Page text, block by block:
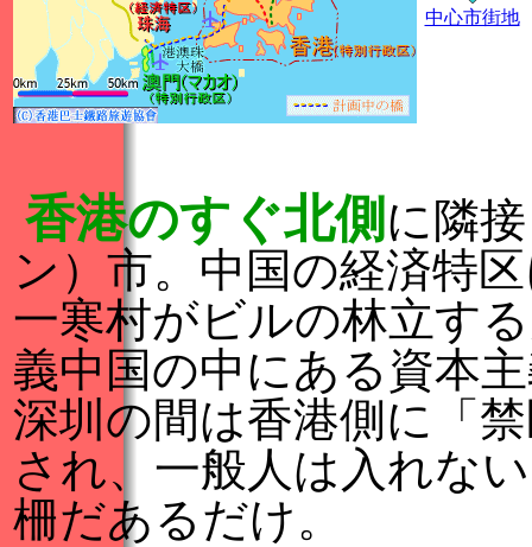
中心市街地
香港のすぐ北側 に隣
ン）市。 中国の経済特
一寒村がビルの林立す
義中国の中にある資本
深圳の間は香港側に「
され、一般人は入れな
柵だあるだけ。